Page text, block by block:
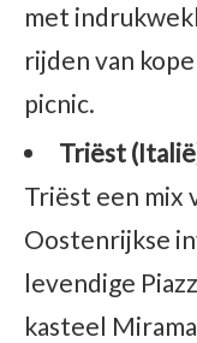
met
rijden van
picnic.
Triëst
Triëst een mix
Oostenrijkse
levendige
kasteel